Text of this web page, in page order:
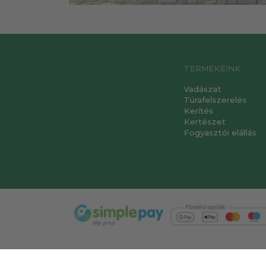
TERMÉKEINK
Vadászat
Túrafelszerelés
Kerítés
Kertészet
Fogyasztói elállás